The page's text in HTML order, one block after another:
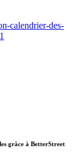
calendrier-des-
grâce à BetterStreet